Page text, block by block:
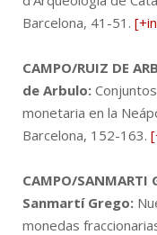
Barcelona, 41-51.
CAMPO/RUIZ DE
de Arbulo:
monetaria en la
Barcelona, 152-163.
CAMPO/SANMARTI
Sanmartí Grego:
monedas